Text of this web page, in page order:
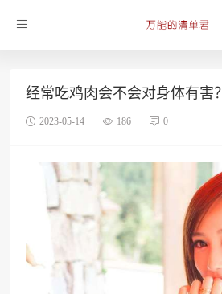
经常吃鸡肉会不会对身体有害？
2023-05-14 186 0